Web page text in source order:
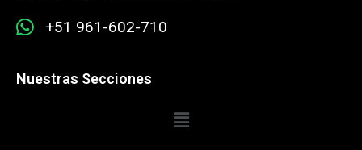
+51 961-602-710
Nuestras Secciones